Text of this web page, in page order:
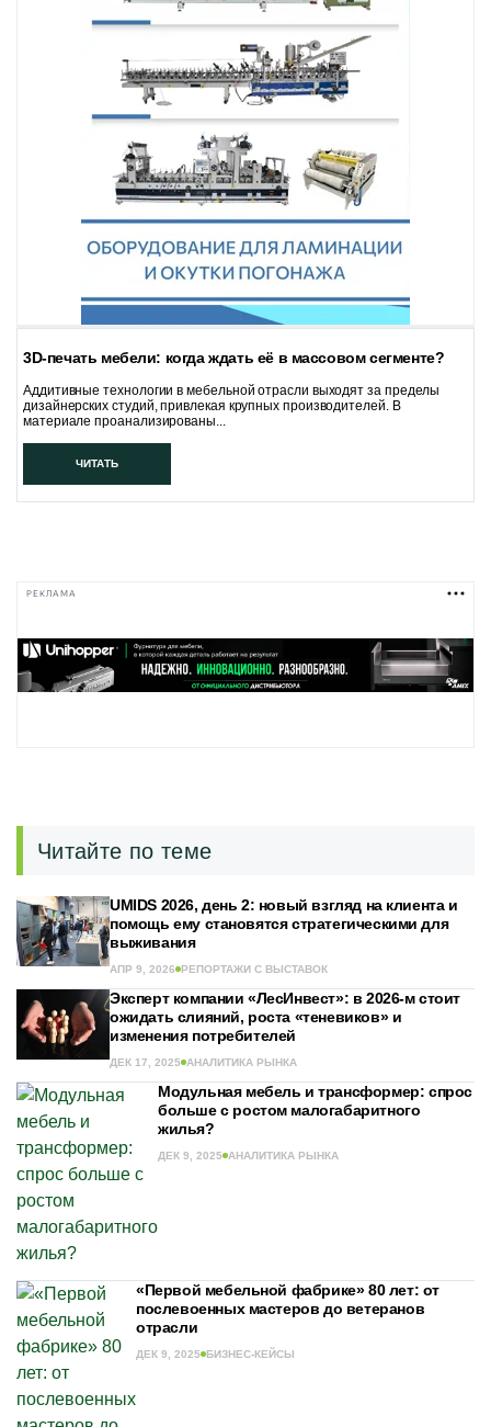
3D-печать мебели: когда ждать её в массовом сегменте?
Аддитивные технологии в мебельной отрасли выходят за пределы
дизайнерских студий, привлекая крупных производителей. В
материале проанализированы...
ЧИТАТЬ
РЕКЛАМА
Читайте по теме
UMIDS 2026, день 2: новый взгляд на клиента и
помощь ему становятся стратегическими для
выживания
АПР 9, 2026 РЕПОРТАЖИ С ВЫСТАВОК
Эксперт компании «ЛесИнвест»: в 2026-м стоит
ожидать слияний, роста «теневиков» и
изменения потребителей
ДЕК 17, 2025 АНАЛИТИКА РЫНКА
Модульная мебель и трансформер: спрос
больше с ростом малогабаритного
жилья?
ДЕК 9, 2025 АНАЛИТИКА РЫНКА
«Первой мебельной фабрике» 80 лет: от
послевоенных мастеров до ветеранов
отрасли
ДЕК 9, 2025 БИЗНЕС-КЕЙСЫ